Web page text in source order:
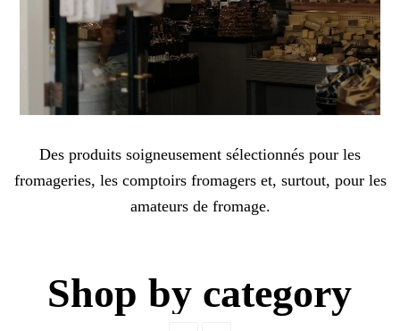
Des produits soigneusement sélectionnés pour les
fromageries, les comptoirs fromagers et, surtout, pour les
amateurs de fromage.
Shop by category